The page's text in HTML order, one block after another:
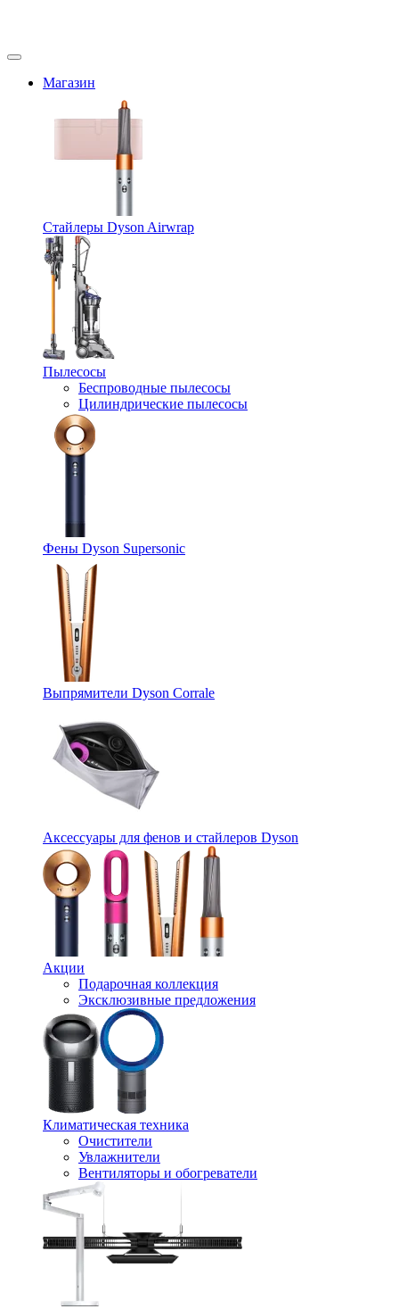
Магазин
Стайлеры Dyson Airwrap
Пылесосы
Беспроводные пылесосы
Цилиндрические пылесосы
Фены Dyson Supersonic
Выпрямители Dyson Corrale
Аксессуары для фенов и стайлеров Dyson
Акции
Подарочная коллекция
Эксклюзивные предложения
Климатическая техника
Очистители
Увлажнители
Вентиляторы и обогреватели